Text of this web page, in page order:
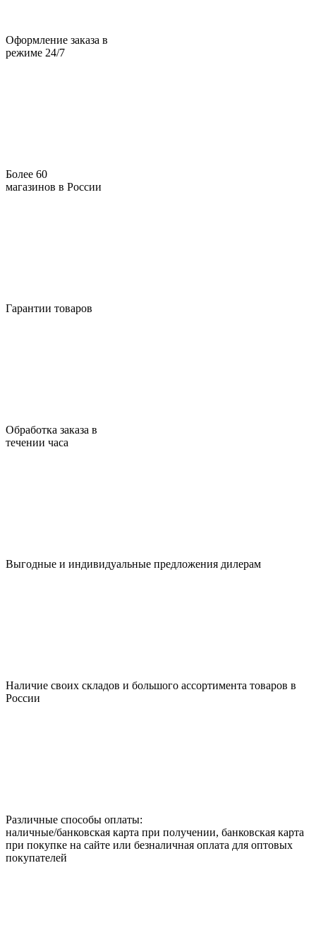
Оформление заказа в
режиме 24/7
Более 60
магазинов в России
Гарантии товаров
Обработка заказа в
течении часа
Выгодные и индивидуальные предложения дилерам
Наличие своих складов и большого ассортимента товаров в
России
Различные способы оплаты:
наличные/банковская карта при получении, банковская карта
при покупке на сайте или безналичная оплата для оптовых
покупателей